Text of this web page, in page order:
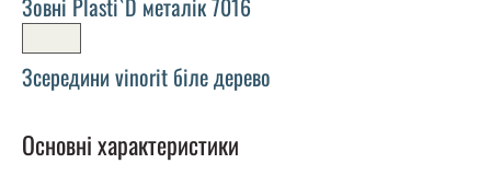
Зовні Plasti`D металік 7016
Зсередини vinorit біле дерево
Основні характеристики